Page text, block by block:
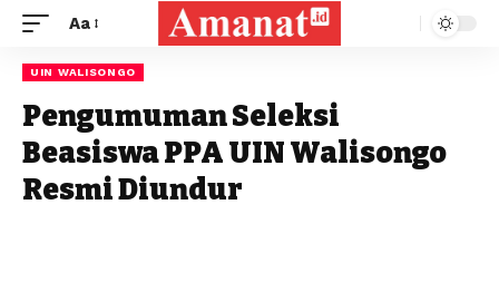
Aa
UIN WALISONGO
Pengumuman Seleksi
Beasiswa PPA UIN Walisongo
Resmi Diundur